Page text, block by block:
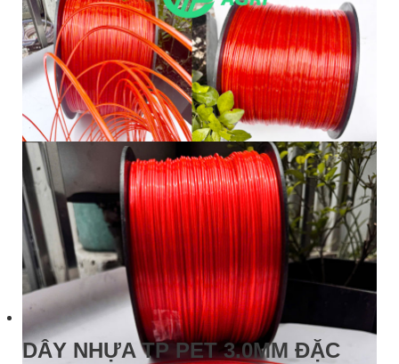
DÂY NHỰA TP PET 3.0MM ĐẶC